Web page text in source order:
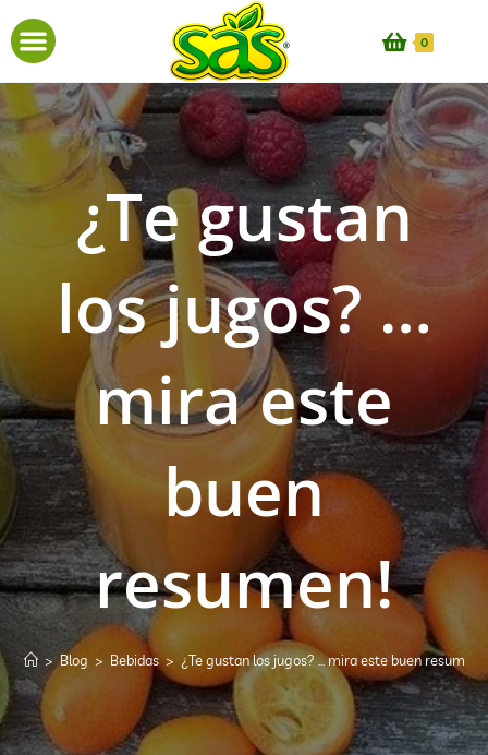
0
¿Te gustan
los jugos? …
mira este
buen
resumen!
> Blog > Bebidas > ¿Te gustan los jugos? … mira este buen resumen!